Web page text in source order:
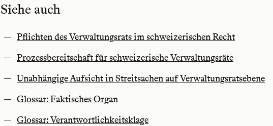
Siehe auch
Pflichten des Verwaltungsrats im schweizerischen Recht
Prozessbereitschaft für schweizerische Verwaltungsräte
Unabhängige Aufsicht in Streitsachen auf Verwaltungsratsebene
Glossar: Faktisches Organ
Glossar: Verantwortlichkeitsklage